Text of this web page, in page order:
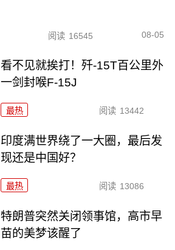
阅读 16545 08-05
看不见就挨打！歼-15T百公里外
一剑封喉F-15J
最热 阅读 13442
印度满世界绕了一大圈，最后发
现还是中国好？
最热 阅读 13086
特朗普突然关闭领事馆，高市早
苗的美梦该醒了